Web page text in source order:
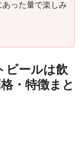
った量で楽しみ
ビールは飲
・特徴まと